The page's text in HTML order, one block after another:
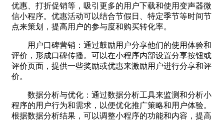
优惠、打折促销等，吸引更多的用户下载和使用变声器微
信小程序。优惠活动可以结合节假日、特定季节等时间节
点来策划，提高用户的参与度和购买转化率。
用户口碑营销：通过鼓励用户分享他们的使用体验和
评价，形成口碑传播。可以在小程序内部设置分享按钮或
评价页面，提供一些奖励或优惠来激励用户进行分享和评
价。
数据分析与优化：通过数据分析工具来监测和分析小
程序的用户行为和需求，以便优化推广策略和用户体验。
根据数据分析结果，可以调整小程序的功能和内容，提高